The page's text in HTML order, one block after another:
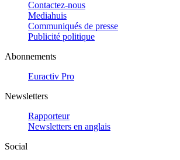
Contactez-nous
Mediahuis
Communiqués de presse
Publicité politique
Abonnements
Euractiv Pro
Newsletters
Rapporteur
Newsletters en anglais
Social